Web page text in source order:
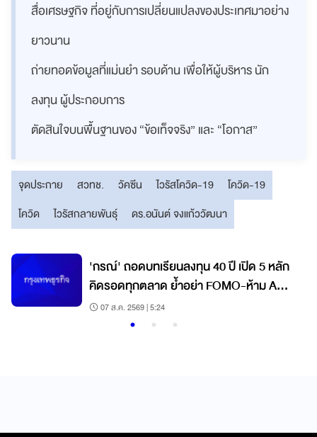
สื่อเศรษฐกิจ ที่อยู่กับการเปลี่ยนแปลงของประเทศมาอย่าง
ยาวนาน
ถ่ายทอดข้อมูลที่แม่นยำ รอบด้าน เพื่อให้ผู้บริหาร นัก
ลงทุน ผู้ประกอบการ
ตัดสินใจบนพื้นฐานของ “ข้อเท็จจริง” และ “โอกาส”
จุดประกาย สวทช. วัคซีน ไวรัสโควิด-19
โควิด-19
โควิด
ไวรัสกลายพันธุ์ ดร.อนันต์ จงแก้ววัฒนา
'กรณ์' ถอดบทเรียนลงทุน 40 ปี เปิด 5 หลัก
คิดรอดทุกตลาด ย้ำอย่า FOMO-ห้าม All
In วินัยคือกุญแจสร้างมั่งคั่ง
07 ส.ค. 2569 | 5:24